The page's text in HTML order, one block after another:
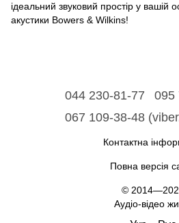
ідеальний звуковий простір у вашій
акустики Bowers & Wilkins!
044 230-81-77
095
067 109-38-48
Контактна
Повна версія
©
Аудіо-відео